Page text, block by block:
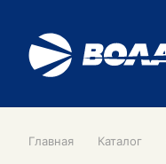
Главная Каталог